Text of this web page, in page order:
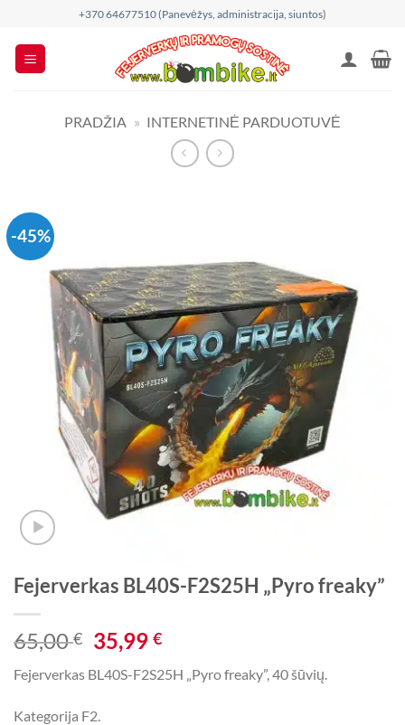
content
+370 64677510 (Panevėžys, administracija, siuntos)
PRADŽIA » INTERNETINĖ PARDUOTUVĖ
-45%
Fejerverkas BL40S-F2S25H „Pyro freaky”
65,00€ Original
price
was:
65,00 €.
35,99€Current
is:
Fejerverkas BL40S-F2S25H „Pyro freaky”, 40 šūvių.
Kategorija F2.